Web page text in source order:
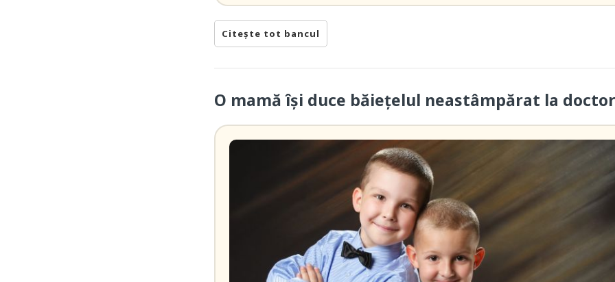
Citește tot bancul
O mamă îşi duce băieţelul neastâmpărat la doctor